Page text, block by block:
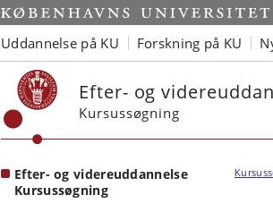
Start
Uddannelse på KU Forskning på KU
Efter- og
Kursussøgning
Efter- og videreuddannelse
Kursussøgning